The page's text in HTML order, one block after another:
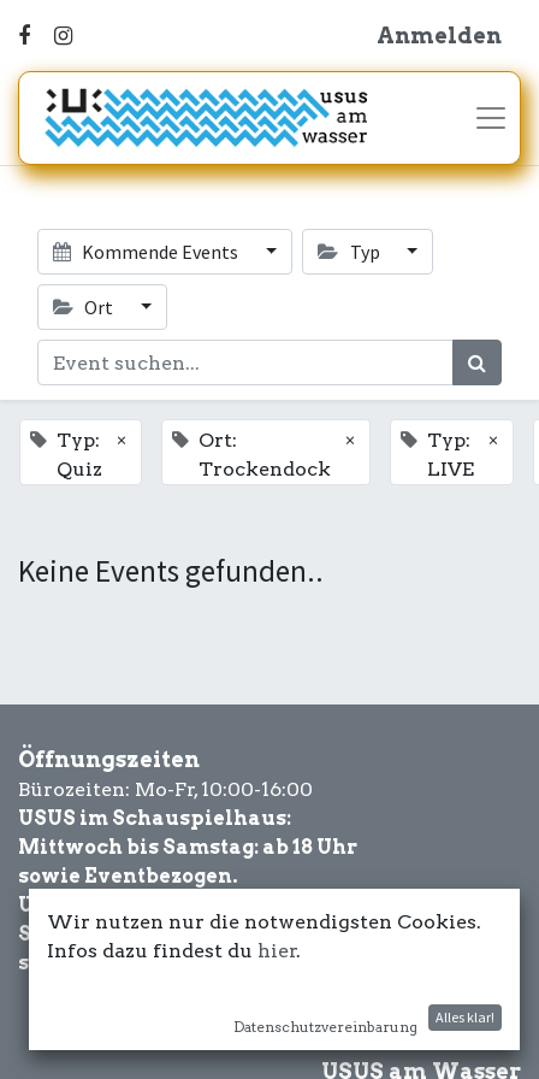
Anmelden
Kommende Events Typ
Ort
Typ:
Quiz
×
Ort:
Trockendock
×
Typ:
LIVE
×
Keine Events gefunden..
Öffnungszeiten
Bürozeiten: Mo-Fr, 10:00-16:00
USUS im Schauspielhaus:
Mittwoch bis Samstag: ab 18 Uhr
sowie Eventbezogen.
USUS am Wasser:
Schönwetter-
sowie Eventbezogen.
USUS am Wasser
Wir nutzen nur die notwendigsten Cookies.
Infos dazu findest du hier.
Datenschutzvereinbarung
Alles klar!